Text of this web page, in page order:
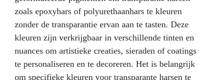
resin (including hardener) for the impregnation of
fibreglass, as well as latex gloves, a brush and an
instruction sheet for its application. With this
practical kit you can immediately repair car bodies,
boats, pipes, tanks, swimming pools, roofs, and many
others! It is also applicable on several types of
materials and surfaces, such as metal, wood, rigid
zoals epoxyhars of polyurethaanhars te kleuren
zonder de transparantie ervan aan te tasten. Deze
kleuren zijn verkrijgbaar in verschillende tinten en
nuances om artistieke creaties, sieraden of coatings
te personaliseren en te decoreren. Het is belangrijk
om specifieke kleuren voor transparante harsen te